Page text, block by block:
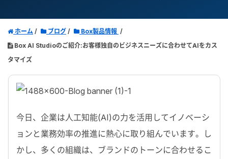
ホーム ブログ
Box製品情報
Box AI Studioのご紹介:お客様独自のビジネスニーズに合わせてAIをカス
タマイズ
今日、企業は人工知能(AI)の力を活用してイノベーシ
ョンと業務効率の推進に熱心に取り組んでいます。し
かし、多くの組織は、ブランドのトーンに合わせるこ